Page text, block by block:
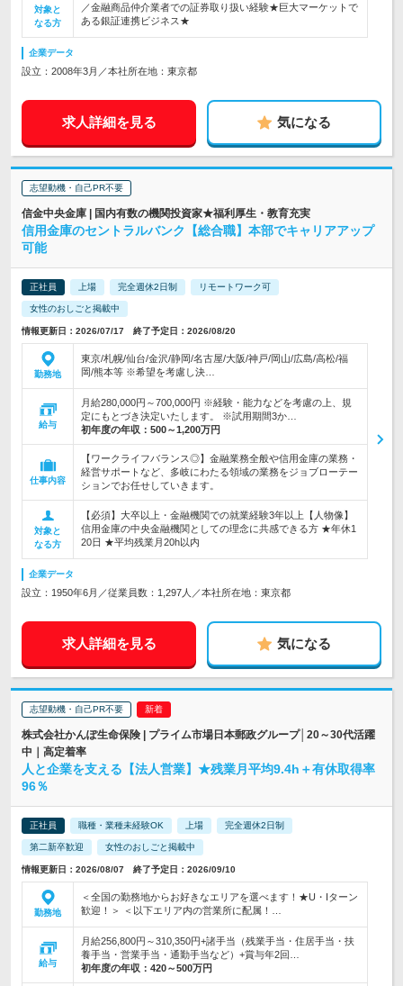
対象と
なる方
／金融商品仲介業者での証券取り扱い経験★巨大マーケットで
ある銀証連携ビジネス★
企業データ
設立：2008年3月／本社所在地：東京都
求人詳細を見る 気になる
志望動機・自己PR不要
信金中央金庫 | 国内有数の機関投資家★福利厚生・教育充実
信用金庫のセントラルバンク【総合職】本部でキャリアアップ
可能
正社員 上場 完全週休2日制 リモートワーク可
女性のおしごと掲載中
情報更新日：2026/07/17 終了予定日：2026/08/20
勤務地
東京/札幌/仙台/金沢/静岡/名古屋/大阪/神戸/岡山/広島/高松/福
岡/熊本等 ※希望を考慮し決…
給与
月給280,000円～700,000円 ※経験・能力などを考慮の上、規
定にもとづき決定いたします。 ※試用期間3か…
初年度の年収： 500～1,200万円
仕事内容
【ワークライフバランス◎】金融業務全般や信用金庫の業務・
経営サポートなど、多岐にわたる領域の業務をジョブローテー
ションでお任せしていきます。
対象と
なる方
【必須】大卒以上・金融機関での就業経験3年以上【人物像】
信用金庫の中央金融機関としての理念に共感できる方 ★年休1
20日 ★平均残業月20h以内
企業データ
設立：1950年6月／従業員数：1,297人／本社所在地：東京都
求人詳細を見る 気になる
志望動機・自己PR不要
株式会社かんぽ生命保険 | プライム市場日本郵政グループ│20～30代活躍
中｜高定着率
人と企業を支える【法人営業】★残業月平均9.4h＋有休取得率
96％
正社員 職種・業種未経験OK 上場 完全週休2日制
第二新卒歓迎 女性のおしごと掲載中
情報更新日：2026/08/07 終了予定日：2026/09/10
勤務地
＜全国の勤務地からお好きなエリアを選べます！★U・Iターン
歓迎！＞ ＜以下エリア内の営業所に配属！…
給与
月給256,800円～310,350円+諸手当（残業手当・住居手当・扶
養手当・営業手当・通勤手当など）+賞与年2回…
初年度の年収： 420～500万円